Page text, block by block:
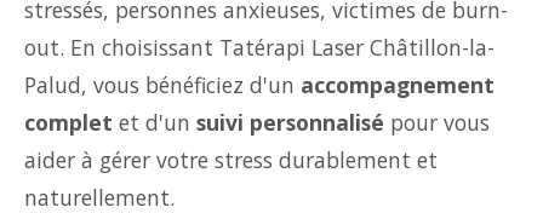
stressés, personnes anxieuses, victimes de burn-
out. En choisissant Tatérapi Laser Châtillon-la-
Palud, vous bénéficiez d'un accompagnement
complet et d'un suivi personnalisé pour vous
aider à gérer votre stress durablement et
naturellement.